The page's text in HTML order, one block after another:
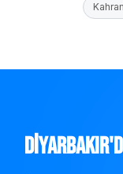
Diyarbakır